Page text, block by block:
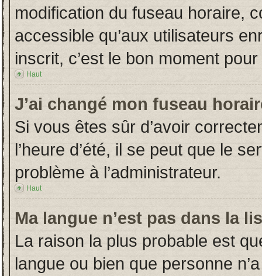
modification du fuseau horaire,
accessible qu’aux utilisateurs
inscrit, c’est le bon moment
Haut
J’ai changé mon fuseau
Si vous êtes sûr d’avoir
l’heure d’été, il se peut que le
problème à l’administrateur.
Haut
Ma langue n’est pas dans la
La raison la plus probable est
langue ou bien que personne